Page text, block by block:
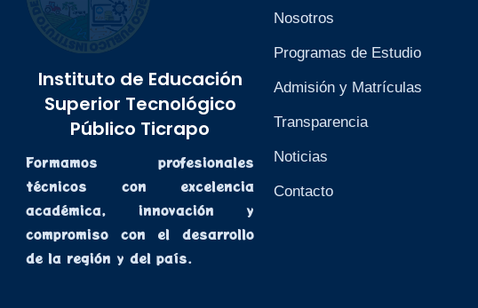
Instituto de Educación
Superior Tecnológico
Público Ticrapo
Formamos profesionales
técnicos con excelencia
académica, innovación y
compromiso con el desarrollo
de la región y del país.
Nosotros
Programas de Estudio
Admisión y Matrículas
Transparencia
Noticias
Contacto